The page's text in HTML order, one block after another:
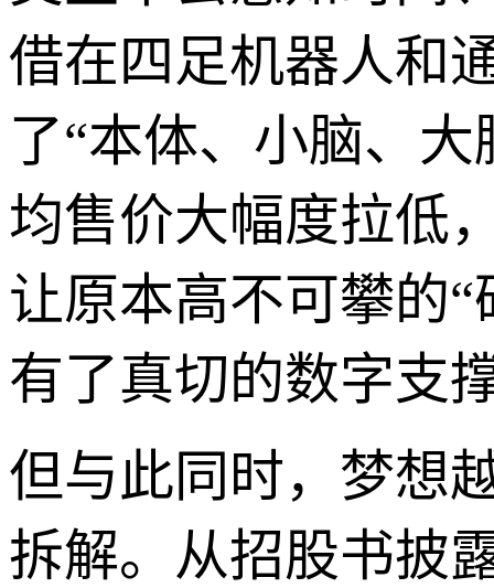
借在四足机器人和
了“本体、小脑、
均售价大幅度拉低
让原本高不可攀的
有了真切的数字支
但与此同时，梦想
拆解。从招股书披